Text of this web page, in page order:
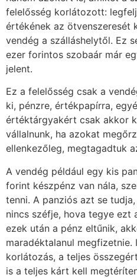
felelősség korlátozott:
értékének az ötvenszeresét
vendég a szálláshelytől. Ez
ezer forintos szobaár már
jelent.
Ez a felelősség csak a
ki, pénzre, értékpapírra,
értéktárgyakért csak akkor
vállalnunk, ha azokat
ellenkezőleg, megtagadtuk
A vendég például egy kis
forint készpénz van nála,
tenni. A panziós azt se
nincs széfje, hova tegye ezt
ezek után a pénz eltűnik,
maradéktalanul megfizetnie.
korlátozás, a teljes
is a teljes kárt kell